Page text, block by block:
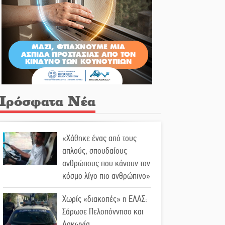
Νέα
«Χάθηκε ένας από τους
απλούς, σπουδαίους
ανθρώπους που κάνουν τον
κόσμο λίγο πιο ανθρώπινο»
Χωρίς «διακοπές» η ΕΛΑΣ:
Σάρωσε Πελοπόννησο και